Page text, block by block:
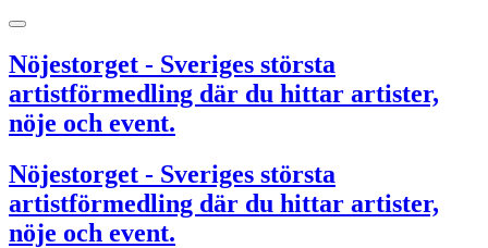
Nöjestorget - Sveriges största
artistförmedling där du hittar artister,
nöje och event.
Nöjestorget - Sveriges största
artistförmedling där du hittar artister,
nöje och event.